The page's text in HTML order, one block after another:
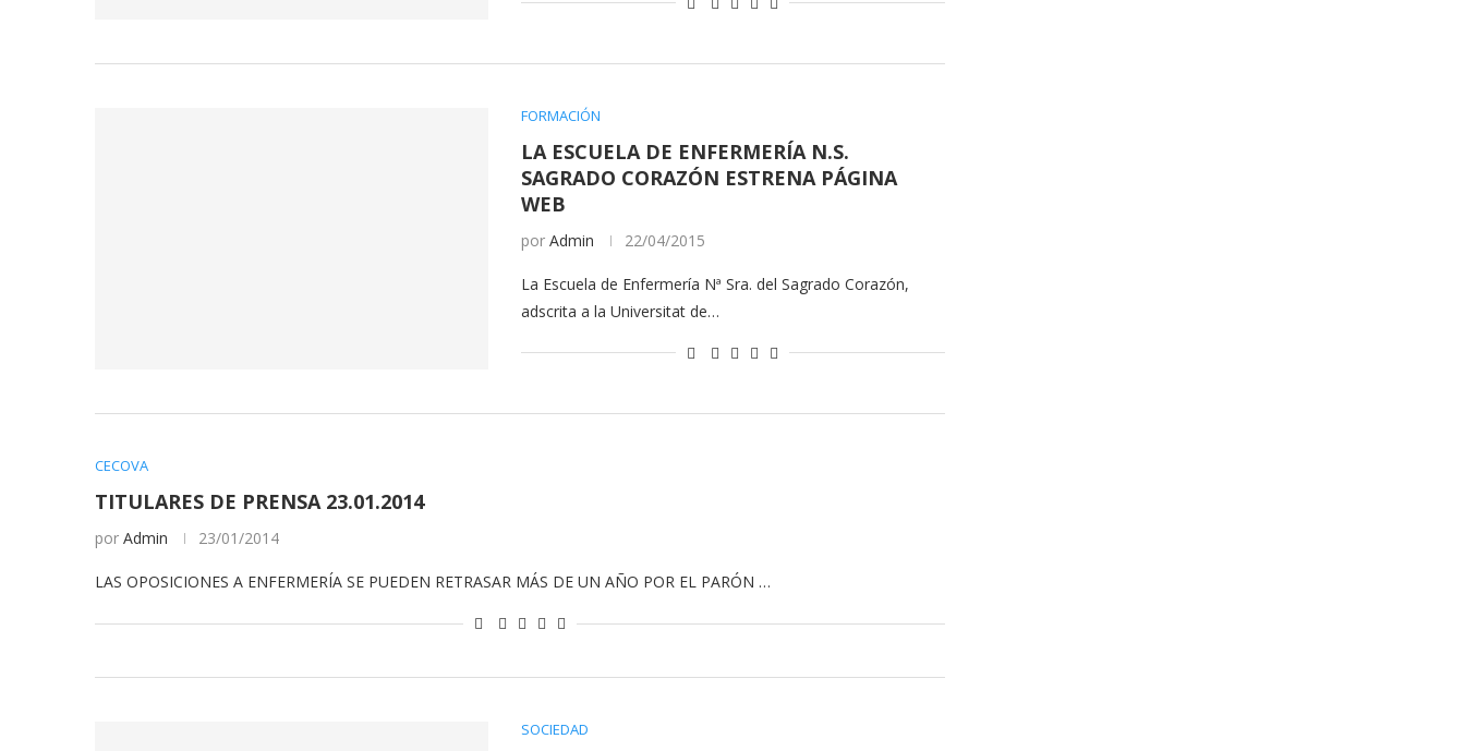
FORMACIÓN
LA ESCUELA DE ENFERMERÍA N.S.
SAGRADO CORAZÓN ESTRENA PÁGINA
WEB
por Admin 22/04/2015
La Escuela de Enfermería Nª Sra. del Sagrado Corazón,
adscrita a la Universitat de…
CECOVA
TITULARES DE PRENSA 23.01.2014
por Admin 23/01/2014
LAS OPOSICIONES A ENFERMERÍA SE PUEDEN RETRASAR MÁS DE UN AÑO POR EL PARÓN …
SOCIEDAD